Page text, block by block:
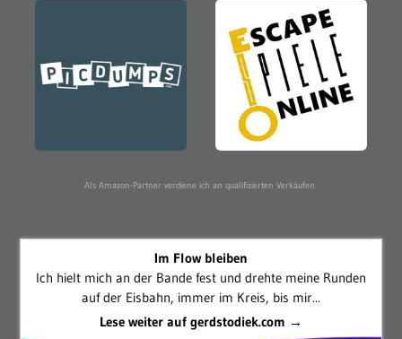
Als Amazon-Partner verdiene ich an qualifizierten Verkäufen.
Im Flow bleiben
Ich hielt mich an der Bande fest und drehte meine Runden
auf der Eisbahn, immer im Kreis, bis mir...
Lese weiter auf gerdstodiek.com →